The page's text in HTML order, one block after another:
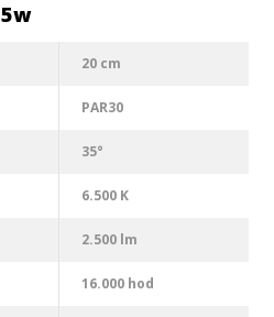
20 cm
PAR30
35°
6.500 K
2.500 lm
16.000 hod